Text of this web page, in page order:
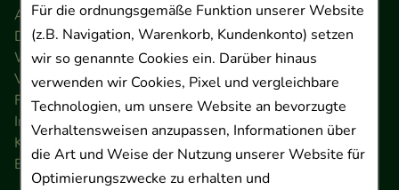
Für die ordnungsgemäße Funktion unserer Website
(z.B. Navigation, Warenkorb, Kundenkonto) setzen
wir so genannte Cookies ein. Darüber hinaus
verwenden wir Cookies, Pixel und vergleichbare
Technologien, um unsere Website an bevorzugte
Verhaltensweisen anzupassen, Informationen über
die Art und Weise der Nutzung unserer Website für
Optimierungszwecke zu erhalten und
AGB
Datenschutz
Widerrufsrecht
Versandkosten
FAQ
Impressum
Kontakt
Barrierefreiheitserklärung